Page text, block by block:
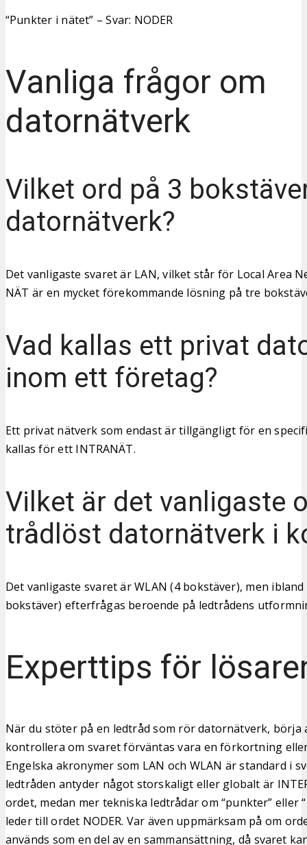
“Punkter i nätet” – Svar: NODER
Vanliga frågor om
datornätverk
Vilket ord på 3
datornätverk?
Det vanligaste svaret är LAN, vilket står för Local Area
NÄT är en mycket förekommande lösning på tre
Vad kallas ett privat
inom ett företag?
Ett privat nätverk som endast är tillgängligt för en
kallas för ett INTRANÄT.
Vilket är det vanligaste
trådlöst datornätverk i
Det vanligaste svaret är WLAN (4 bokstäver), men ibland
bokstäver) efterfrågas beroende på ledtrådens
Experttips för
När du stöter på en ledtråd som rör datornätverk, börja
kontrollera om svaret förväntas vara en förkortning
Engelska akronymer som LAN och WLAN är standard i
ledtråden antyder något storskaligt eller globalt är
ordet, medan mer tekniska ledtrådar om “punkter” eller
leder till ordet NODER. Var även uppmärksam på om
används som en del av en sammansättning, då svaret